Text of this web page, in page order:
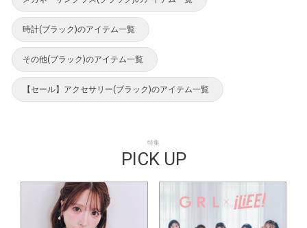
時計(ブラック)のアイテム一覧
その他(ブラック)のアイテム一覧
【セール】アクセサリー(ブラック)のアイテム一覧
特集
PICK UP